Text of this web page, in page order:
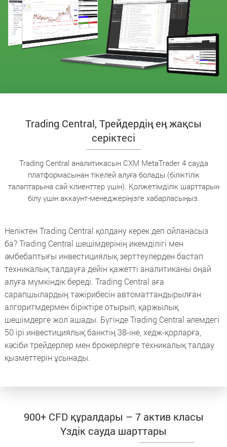
Trading Central, Трейдердің ең жақсы
серіктесі
Trading Central аналитикасын CXM MetaTrader 4 сауда
платформасынан тікелей алуға болады (біліктілік
талаптарына сай клиенттер үшін). Қолжетімділік шарттарын
білу үшін аккаунт-менеджеріңізге хабарласыңыз.
Неліктен Trading Central қолдану керек деп ойланасыз
ба? Trading Central шешімдерінің икемділігі мен
әмбебаптығы инвестициялық зерттеулерден бастап
техникалық талдауға дейін қажетті аналитиканы оңай
алуға мүмкіндік береді. Trading Central аға
сарапшылардың тәжірибесін автоматтандырылған
алгоритмдермен біріктіре отырып, қаржылық
шешімдерге жол ашады. Бүгінде Trading Central әлемдегі
50 ірі инвестициялық банктің 38-іне, хедж-қорларға,
кәсіби трейдерлер мен брокерлерге техникалық талдау
қызметтерін ұсынады.
900+ CFD құралдары – 7 актив класы
Үздік сауда шарттары